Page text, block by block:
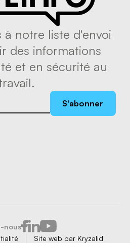
à notre liste d'envoi
des informations
et en sécurité au
S'abonner
Site web par Kryzalid
nous